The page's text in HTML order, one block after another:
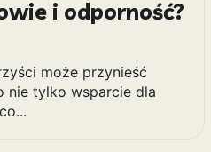
i odporność?
może przynieść
nie tylko wsparcie dla